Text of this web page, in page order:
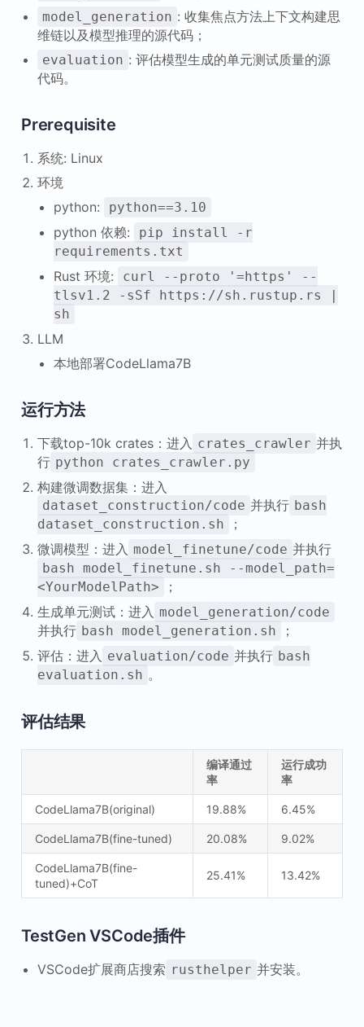
model_generation : 收集焦点方法上下文构建思
维链以及模型推理的源代码；
evaluation : 评估模型生成的单元测试质量的源
代码。
Prerequisite
系统: Linux
环境
python:
python==3.10
python 依赖:
pip install -r
requirements.txt
Rust 环境:
curl --proto '=https' --
tlsv1.2 -sSf https://sh.rustup.rs |
sh
LLM
本地部署CodeLlama7B
运行方法
下载top-10k crates：进入 crates_crawler 并执
行 python crates_crawler.py
构建微调数据集：进入
dataset_construction/code 并执行 bash
dataset_construction.sh
；
微调模型：进入 model_finetune/code 并执行
bash model_finetune.sh --model_path=
<YourModelPath>
；
生成单元测试：进入 model_generation/code
并执行 bash model_generation.sh
；
评估：进入 evaluation/code 并执行 bash
evaluation.sh 。
评估结果
编译通过
率
运行成功
率
CodeLlama7B(original) 19.88% 6.45%
CodeLlama7B(fine-tuned) 20.08% 9.02%
CodeLlama7B(fine-
tuned)+CoT
25.41% 13.42%
TestGen VSCode插件
VSCode扩展商店搜索 rusthelper 并安装。